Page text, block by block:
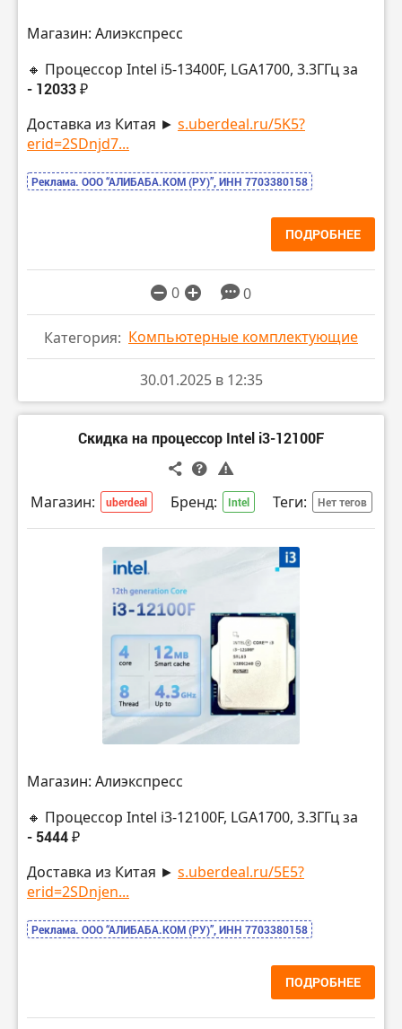
Магазин: Алиэкспресс
🔸 Процессор Intel i5-13400F, LGA1700, 3.3ГГц за
- 12033 ₽
Доставка из Китая ► s.uberdeal.ru/5K5?
erid=2SDnjd7...
Реклама. ООО “АЛИБАБА.КОМ (РУ)”, ИНН 7703380158
ПОДРОБНЕЕ
0 0
Категория: Компьютерные комплектующие
30.01.2025 в 12:35
Скидка на процессор Intel i3-12100F
Магазин: uberdeal Бренд: Intel Теги: Нет тегов
Магазин: Алиэкспресс
🔸 Процессор Intel i3-12100F, LGA1700, 3.3ГГц за
- 5444 ₽
Доставка из Китая ► s.uberdeal.ru/5E5?
erid=2SDnjen...
Реклама. ООО “АЛИБАБА.КОМ (РУ)”, ИНН 7703380158
ПОДРОБНЕЕ